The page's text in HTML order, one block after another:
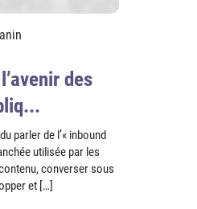
des
parler de l’« inbound
utilisée par les
converser sous
et […]